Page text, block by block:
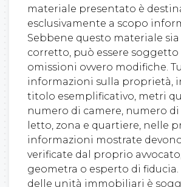
materiale presentato è
esclusivamente a scopo
Sebbene questo materiale
corretto, può essere soggetto
omissioni ovvero modifiche.
informazioni sulla proprietà,
titolo esemplificativo, metri
numero di camere, numero di
letto, zona e quartiere, nelle
informazioni mostrate
verificate dal proprio
geometra o esperto di fiducia.
delle unità immobiliari è